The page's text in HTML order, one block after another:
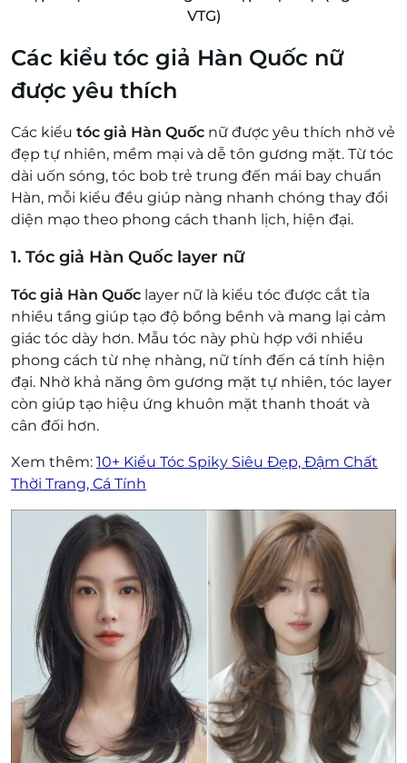
VTG)
Các kiểu tóc giả Hàn Quốc nữ
được yêu thích
Các kiểu tóc giả Hàn Quốc nữ được yêu thích nhờ vẻ
đẹp tự nhiên, mềm mại và dễ tôn gương mặt. Từ tóc
dài uốn sóng, tóc bob trẻ trung đến mái bay chuẩn
Hàn, mỗi kiểu đều giúp nàng nhanh chóng thay đổi
diện mạo theo phong cách thanh lịch, hiện đại.
1. Tóc giả Hàn Quốc layer nữ
Tóc giả Hàn Quốc layer nữ là kiểu tóc được cắt tỉa
nhiều tầng giúp tạo độ bồng bềnh và mang lại cảm
giác tóc dày hơn. Mẫu tóc này phù hợp với nhiều
phong cách từ nhẹ nhàng, nữ tính đến cá tính hiện
đại. Nhờ khả năng ôm gương mặt tự nhiên, tóc layer
còn giúp tạo hiệu ứng khuôn mặt thanh thoát và
cân đối hơn.
Xem thêm: 10+ Kiểu Tóc Spiky Siêu Đẹp, Đậm Chất
Thời Trang, Cá Tính